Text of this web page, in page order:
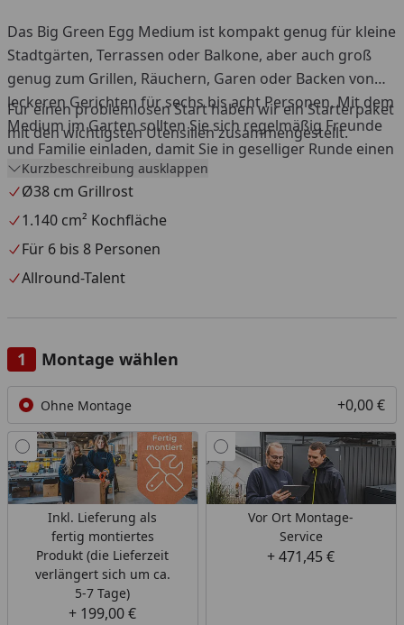
Das Big Green Egg Medium ist kompakt genug für kleine
Stadtgärten, Terrassen oder Balkone, aber auch groß
genug zum Grillen, Räuchern, Garen oder Backen von
leckeren Gerichten für sechs bis acht Personen. Mit dem
Medium im Garten sollten Sie sich regelmäßig Freunde
und Familie einladen, damit Sie in geselliger Runde einen
Grillabend genießen können. Nicht zuletzt deshalb
gehört dieses EGG zu unseren beliebtesten Modellen.
Mit dem passenden convEGGtor und dem Back- und
Pizzastein verwandeln Sie das Big Green Egg Medium im
Gäste mit den leckersten, hausgemachten Pizzen
verwöhnen wird. Dieses EGG heißt zwar Medium, aber
Für einen problemlosen Start haben wir ein Starterpaket
mit den wichtigsten Utensilien zusammengestellt.
Kurzbeschreibung ausklappen
Ø38 cm Grillrost
1.140 cm² Kochfläche
Für 6 bis 8 Personen
Allround-Talent
Montage wählen
Ohne Montage +0,00 €
Inkl. Lieferung als
fertig montiertes
Produkt (die Lieferzeit
verlängert sich um ca.
5-7 Tage)
+ 199,00 €
Vor Ort Montage-
Service
+ 471,45 €